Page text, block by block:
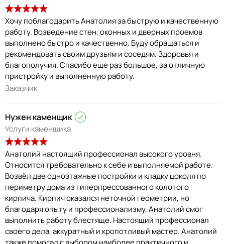
Хочу поблагодарить Анатолия за быструю и качественную
работу. Возведение стен, оконных и дверных проемов
выполнено быстро и качественно. Буду обращаться и
рекомендовать своим друзьям и соседям. Здоровья и
благополучия. Спасибо еще раз большое, за отличную
пристройку и выполненную работу.
Заказчик
Нужен каменщик
Услуги каменщика
Анатолий настоящий профессионал высокого уровня.
Относится требовательно к себе и выполняемой работе.
Возвёл две одноэтажные постройки и кладку цоколя по
периметру дома из гиперпрессованного колотого
кирпича. Кирпич оказался неточной геометрии, но
благодаря опыту и профессионализму, Анатолий смог
выполнить работу блестяще. Настоящий профессионал
своего дела, аккуратный и кропотливый мастер. Анатолий